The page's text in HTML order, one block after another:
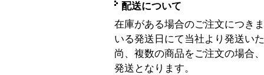
配送について
在庫がある場合のご注文につき
いる発送日にて当社より発送い
尚、複数の商品をご注文の場合
発送となります。